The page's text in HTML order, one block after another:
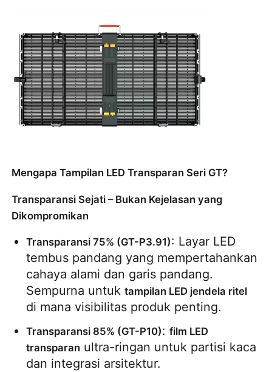
Hubungi Kami
Berita
Kasus
Layar layar LED
layar dipimpin konser
Sewa layar LED panggung
Dinding video LED COB
Mengapa Tampilan LED Transparan Seri GT?
Transparansi Sejati – Bukan Kejelasan yang
Dikompromikan
Transparansi 75% (GT-P3.91): Layar LED
tembus pandang yang mempertahankan
cahaya alami dan garis pandang.
Sempurna untuk tampilan LED jendela ritel
di mana visibilitas produk penting.
Transparansi 85% (GT-P10): film LED
transparan ultra-ringan untuk partisi kaca
dan integrasi arsitektur.